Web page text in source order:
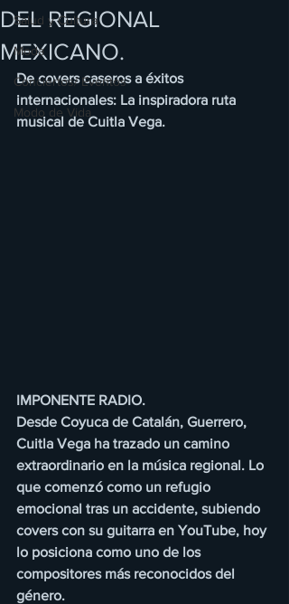
Salud y Cultura
Moda
Conciertos/ Eventos
Modo de Vida
DEL REGIONAL
MEXICANO.
De covers caseros a éxitos
internacionales: La inspiradora ruta
musical de Cuitla Vega.
IMPONENTE RADIO.
Desde Coyuca de Catalán, Guerrero,
Cuitla Vega ha trazado un camino
extraordinario en la música regional. Lo
que comenzó como un refugio
emocional tras un accidente, subiendo
covers con su guitarra en YouTube, hoy
lo posiciona como uno de los
compositores más reconocidos del
género.